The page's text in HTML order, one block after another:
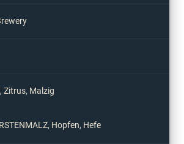
Zitrus, Malzig
Hopfen, Hefe